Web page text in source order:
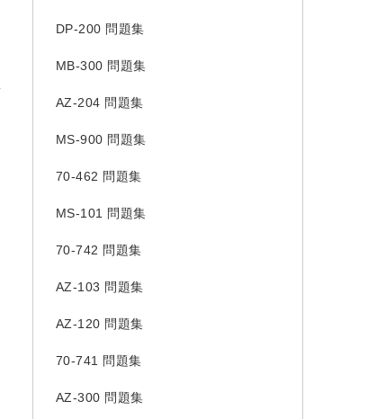
DP-200 問題集
MB-300 問題集
AZ-204 問題集
MS-900 問題集
70-462 問題集
MS-101 問題集
70-742 問題集
AZ-103 問題集
AZ-120 問題集
70-741 問題集
AZ-300 問題集